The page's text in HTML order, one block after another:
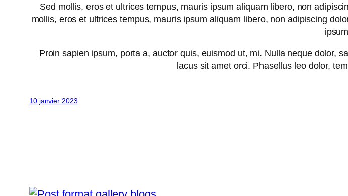
Sed mollis, eros et ultrices tempus, mauris ipsum aliquam libero, non
mollis, eros et ultrices tempus, mauris ipsum aliquam libero, non adipiscing
Proin sapien ipsum, porta a, auctor quis, euismod ut, mi. Nulla neque dolor,
lacus sit amet orci. Phasellus leo dolor,
10 janvier 2023